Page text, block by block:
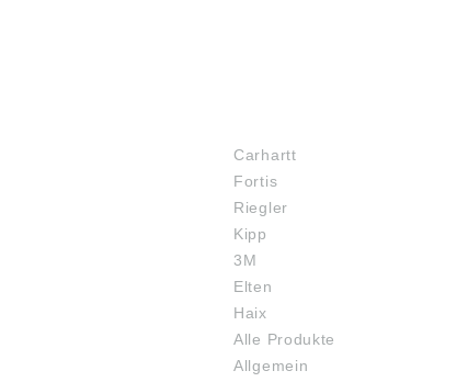
Carhartt
Fortis
Riegler
Kipp
3M
Elten
Haix
Alle Produkte
Allgemein